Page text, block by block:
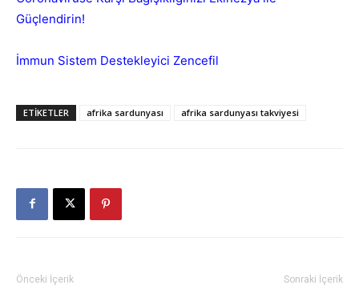
Güçlendirin!
İmmun Sistem Destekleyici Zencefil
ETIKETLER afrika sardunyası afrika sardunyası takviyesi
Önceki İçerik Sonraki İçerik